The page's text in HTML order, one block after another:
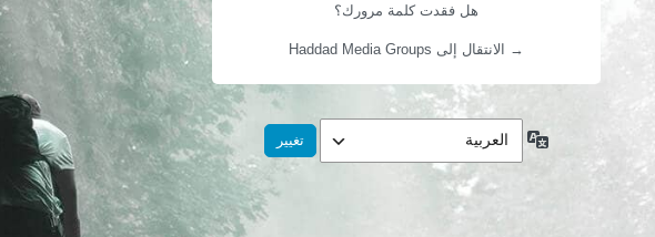
هل فقدت كلمة مرورك؟
→ الانتقال إلى Haddad Media Groups